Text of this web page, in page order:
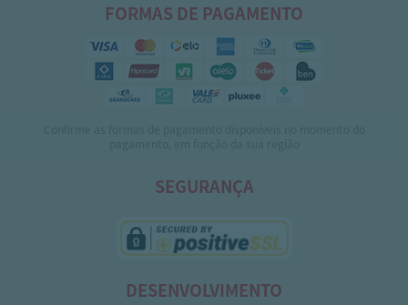
FORMAS DE PAGAMENTO
SEGURANÇA
DESENVOLVIMENTO